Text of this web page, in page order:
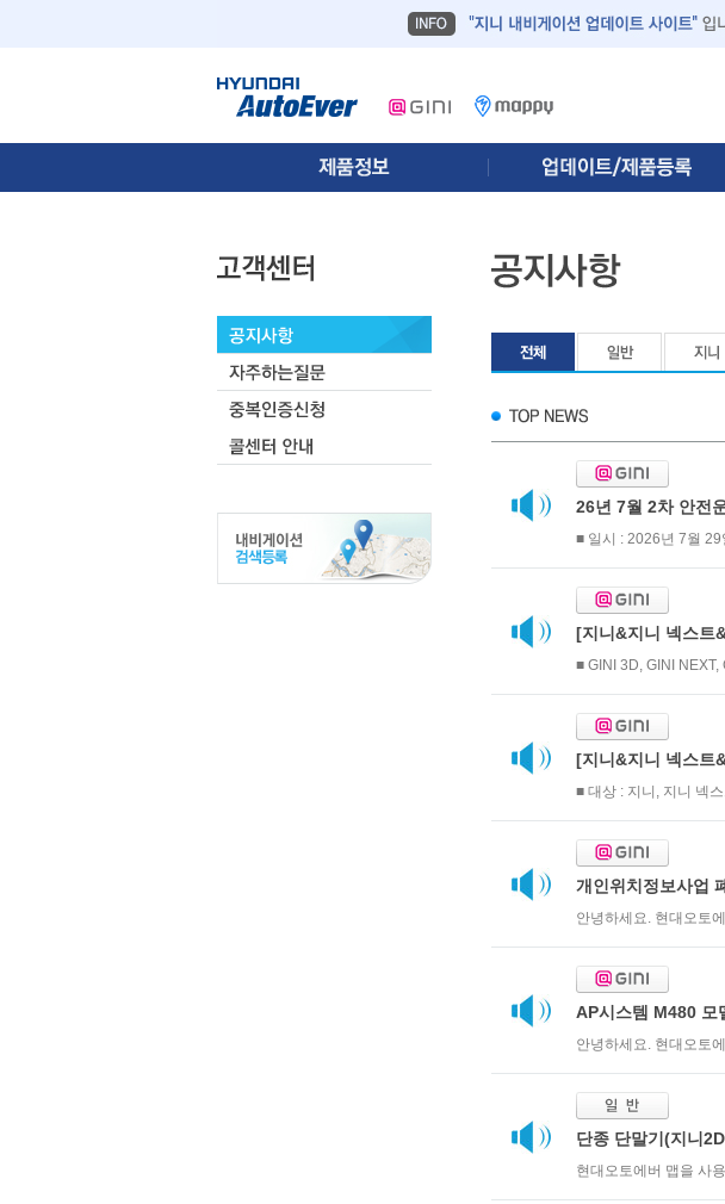
26년 7월 2차 안전
■ 일시 : 2026년 7월
[지니&지니 넥스트
■ GINI 3D, GINI
[지니&지니 넥스트
■ 대상 : 지니, 지니 넥
개인위치정보사업
안녕하세요. 현대오토
AP시스템 M480 모
안녕하세요. 현대오토
단종 단말기(지니
현대오토에버 맵을 사